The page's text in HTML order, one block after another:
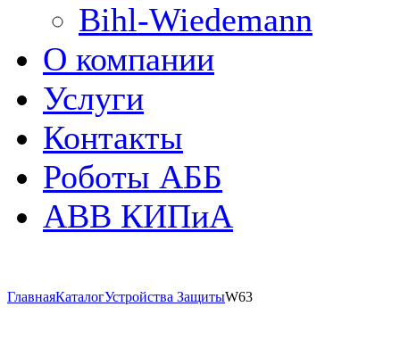
Bihl-Wiedemann
О компании
Услуги
Контакты
Роботы АББ
ABB КИПиА
ГлавнаяКаталогУстройства ЗащитыW63